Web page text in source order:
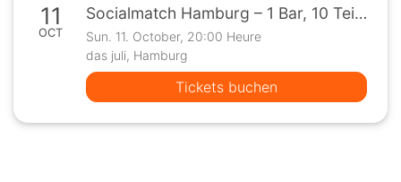
11
OCT
Socialmatch Hamburg – 1 Bar, 10 Teilnehmer, 1 Spiel
Sun. 11. October, 20:00 Heure
das juli, Hamburg
Tickets buchen